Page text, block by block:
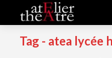
Tag - atea lycée